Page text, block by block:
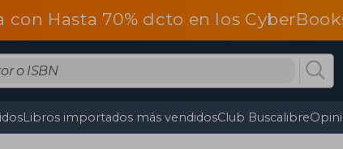
con Hasta 70% dcto en los
Libros importados más vendidosClub Buscalibre